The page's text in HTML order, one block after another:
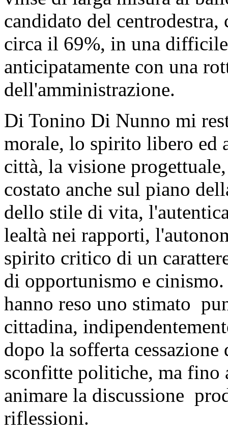
candidato del
circa il 69%, in una
anticipatamente con una
dell'amministrazione.
Di Tonino Di Nunno mi
morale, lo spirito libero ed
città, la visione
costato anche sul piano
dello stile di vita,
lealtà nei rapporti,
spirito critico di un
di opportunismo e
hanno reso uno stimato
cittadina,
dopo la sofferta
sconfitte politiche, ma
animare la discussione
riflessioni.